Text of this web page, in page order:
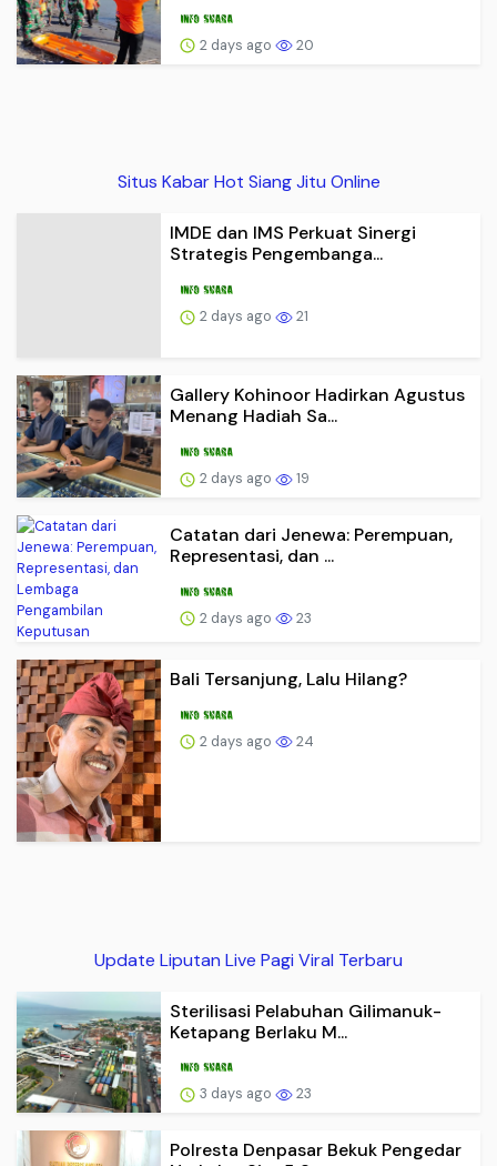
2 days ago 20
Situs Kabar Hot Siang Jitu Online
IMDE dan IMS Perkuat Sinergi
Strategis Pengembanga...
2 days ago 21
Gallery Kohinoor Hadirkan Agustus
Menang Hadiah Sa...
2 days ago 19
Catatan dari Jenewa: Perempuan,
Representasi, dan ...
2 days ago 23
Bali Tersanjung, Lalu Hilang?
2 days ago 24
Update Liputan Live Pagi Viral Terbaru
Sterilisasi Pelabuhan Gilimanuk-
Ketapang Berlaku M...
3 days ago 23
Polresta Denpasar Bekuk Pengedar